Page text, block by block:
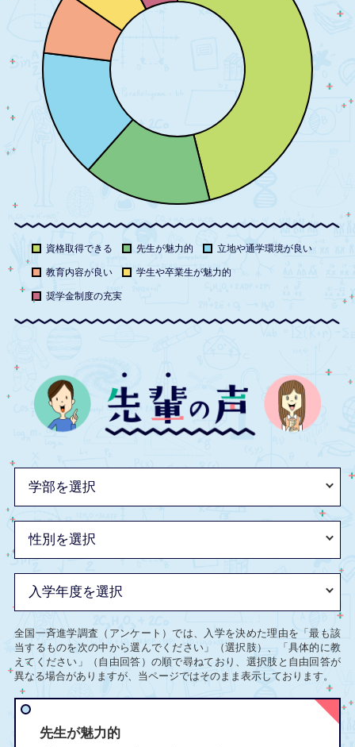
資格取得できる 先生が魅力的 立地や通学環境が良い
教育内容が良い 学生や卒業生が魅力的
奨学金制度の充実
全国一斉進学調査（アンケート）では、入学を決めた理由を「最も該
当するものを次の中から選んでください」（選択肢）、「具体的に教
えてください」（自由回答）の順で尋ねており、選択肢と自由回答が
異なる場合がありますが、当ページではそのまま表示しております。
先生が魅力的